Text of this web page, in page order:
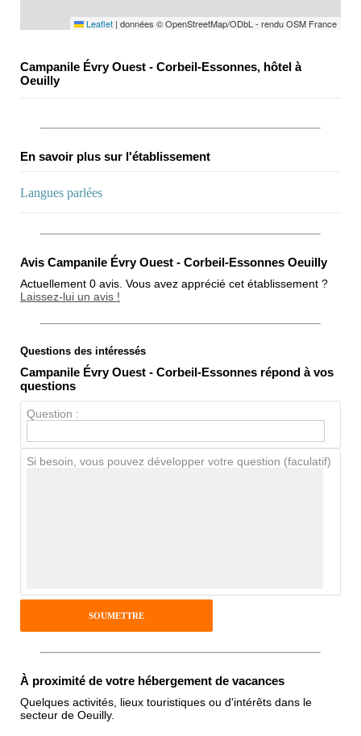
Leaflet | données © OpenStreetMap/ODbL - rendu OSM France
Campanile Évry Ouest - Corbeil-Essonnes, hôtel à
Oeuilly
En savoir plus sur l'établissement
Langues parlées
Avis Campanile Évry Ouest - Corbeil-Essonnes Oeuilly
Actuellement 0 avis. Vous avez apprécié cet établissement ?
Laissez-lui un avis !
Note globale
Propreté
Chien / chat
Pseudo :
Questions des intéressés
Campanile Évry Ouest - Corbeil-Essonnes répond à vos
questions
Question :
Si besoin, vous pouvez développer votre question (faculatif)
À proximité de votre hébergement de vacances
Quelques activités, lieux touristiques ou d'intérêts dans le
secteur de Oeuilly.